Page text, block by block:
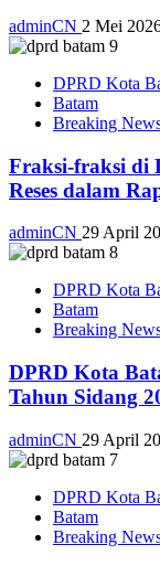
adminCN 2 Mei
DPRD Kota
Batam
Breaking
Fraksi-fraksi di
Reses dalam
adminCN 29 April
DPRD Kota
Batam
Breaking
DPRD Kota
Tahun Sidang
adminCN 29 April
DPRD Kota
Batam
Breaking